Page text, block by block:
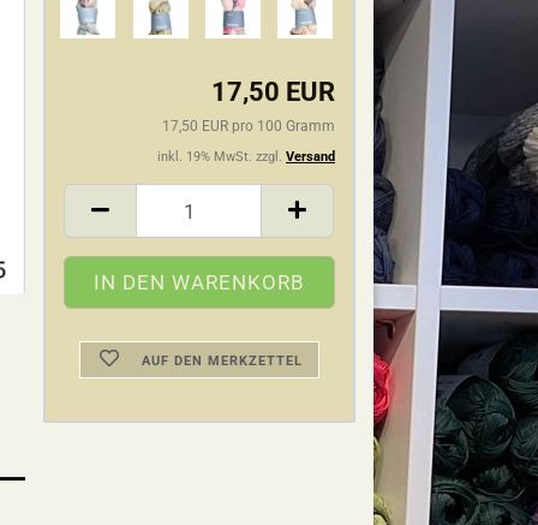
17,50 EUR
17,50 EUR pro 100 Gramm
inkl. 19% MwSt. zzgl. Versand
AUF DEN MERKZETTEL